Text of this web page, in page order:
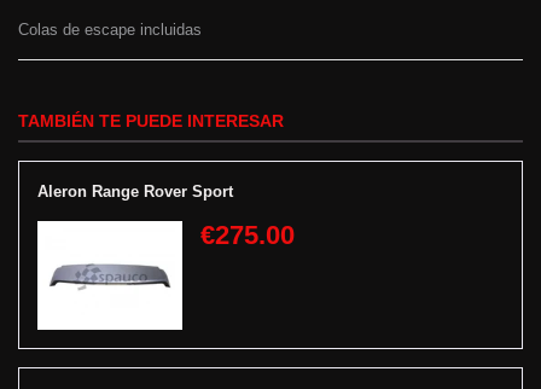
Colas de escape incluidas
TAMBIÉN TE PUEDE INTERESAR
Aleron Range Rover Sport
€275.00